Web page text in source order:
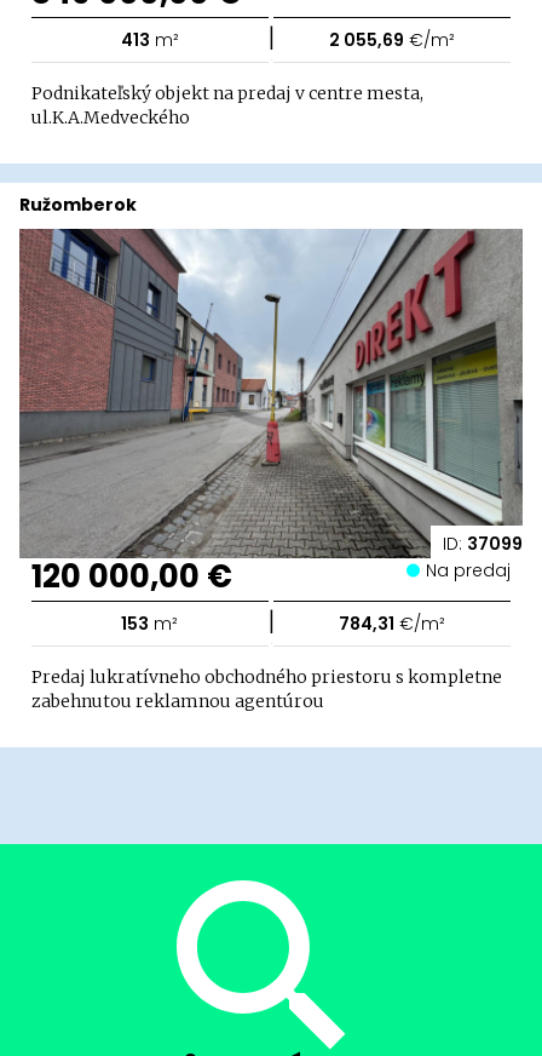
413 m² | 2 055,69 €/m²
Podnikateľský objekt na predaj v centre mesta,
ul.K.A.Medveckého
ID: 37099
Ružomberok
120 000,00 € Na predaj
153 m² | 784,31 €/m²
Predaj lukratívneho obchodného priestoru s kompletne
zabehnutou reklamnou agentúrou